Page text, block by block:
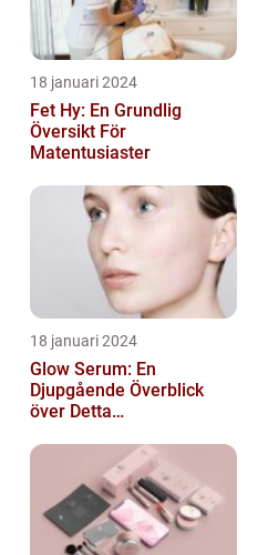
18 januari 2024
Fet Hy: En Grundlig
Översikt För
Matentusiaster
18 januari 2024
Glow Serum: En
Djupgående Överblick
över Detta